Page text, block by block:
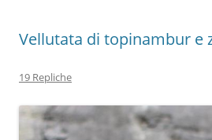
Vellutata di topinambur e
19 Repliche